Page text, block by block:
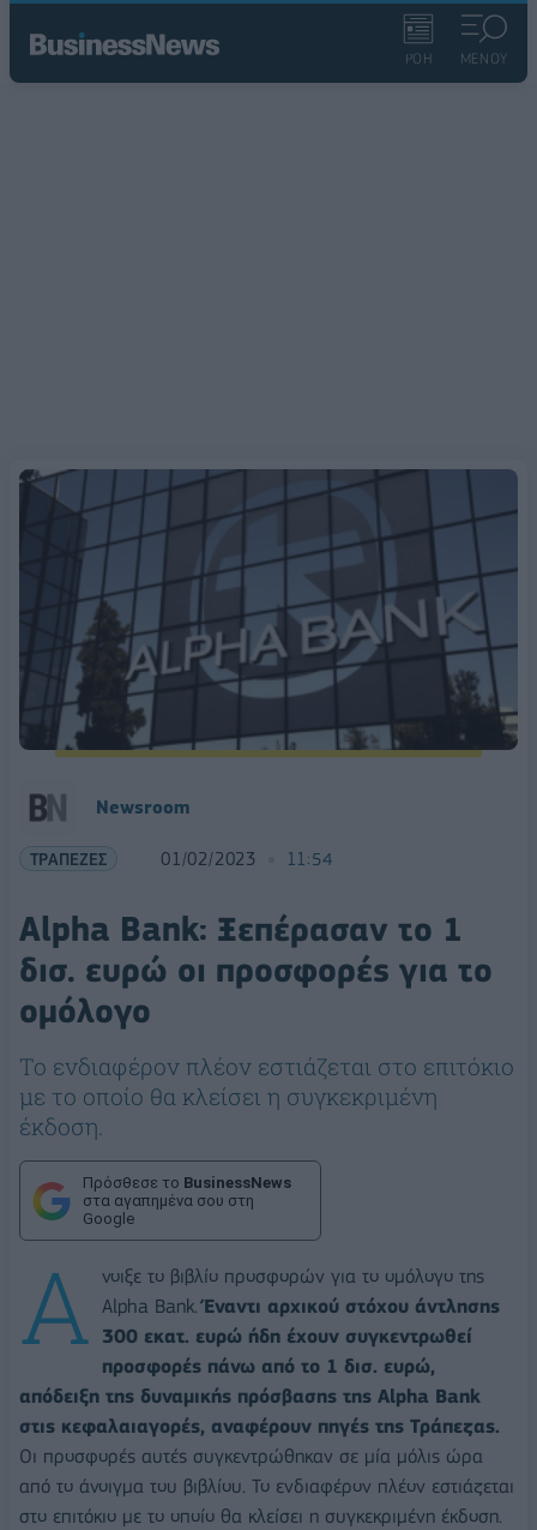
ΡΟΗ ΜΕΝΟΥ
Newsroom
ΤΡΑΠΕΖΕΣ 01/02/2023 11:54
Alpha Bank: Ξεπέρασαν το 1
δισ. ευρώ οι προσφορές για το
ομόλογο
Το ενδιαφέρον πλέον εστιάζεται στο επιτόκιο
με το οποίο θα κλείσει η συγκεκριμένη
έκδοση.
Πρόσθεσε το BusinessNews
στα αγαπημένα σου στη
Google
Α νοιξε το βιβλίο προσφορών για το ομόλογο της
Αlpha Bank.Έναντι αρχικού στόχου άντλησης
300 εκατ. ευρώ ήδη έχουν συγκεντρωθεί
προσφορές πάνω από το 1 δισ. ευρώ,
απόδειξη της δυναμικής πρόσβασης της Alpha Bank
στις κεφαλαιαγορές, αναφέρουν πηγές της Τράπεζας.
Οι προσφορές αυτές συγκεντρώθηκαν σε μία μόλις ώρα
από το άνοιγμα του βιβλίου. Το ενδιαφέρον πλέον εστιάζεται
στο επιτόκιο με το οποίο θα κλείσει η συγκεκριμένη έκδοση.